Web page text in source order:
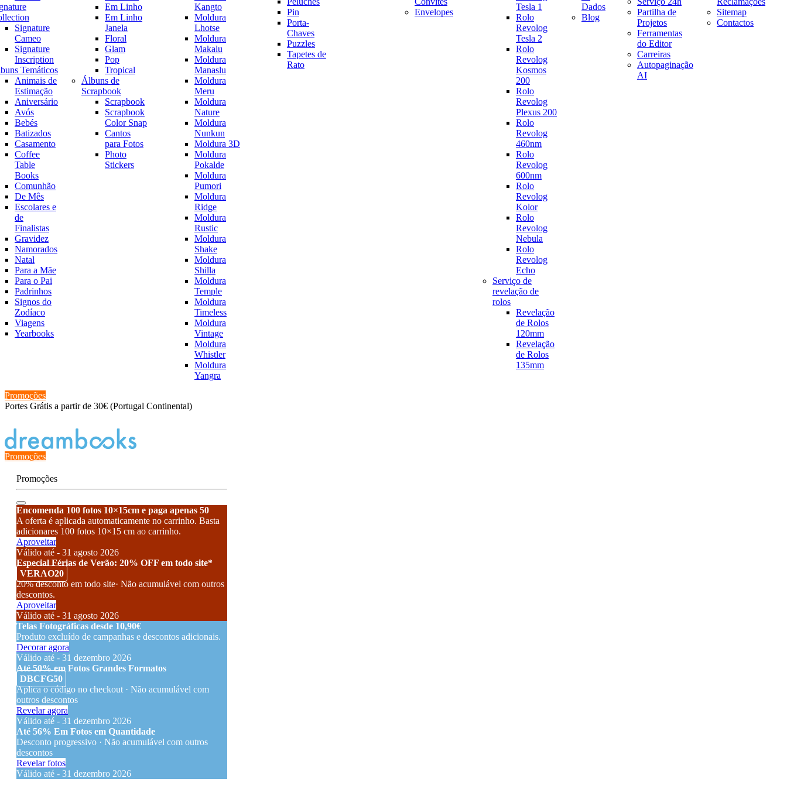
Signature
Cameo
Signature
Inscription
Temáticos
Animais de
Estimação
Aniversário
Avós
Bebés
Batizados
Casamento
Coffee
Table
Books
Comunhão
De Mês
Escolares e
de
Finalistas
Gravidez
Namorados
Natal
Para a Mãe
Para o Pai
Padrinhos
Signos do
Zodíaco
Viagens
Yearbooks
Em Linho
Em Linho
Janela
Floral
Glam
Pop
Tropical
Álbuns de
Scrapbook
Scrapbook
Scrapbook
Color Snap
Cantos
para Fotos
Photo
Stickers
Kangto
Moldura
Lhotse
Moldura
Makalu
Moldura
Manaslu
Moldura
Meru
Moldura
Nature
Moldura
Nunkun
Moldura 3D
Moldura
Pokalde
Moldura
Pumori
Moldura
Ridge
Moldura
Rustic
Moldura
Shake
Moldura
Shilla
Moldura
Temple
Moldura
Timeless
Moldura
Vintage
Moldura
Whistler
Moldura
Yangra
Pin
Porta-
Chaves
Puzzles
Tapetes de
Rato
Envelopes
Tesla 1
Rolo
Revolog
Tesla 2
Rolo
Revolog
Kosmos
200
Rolo
Revolog
Plexus 200
Rolo
Revolog
460nm
Rolo
Revolog
600nm
Rolo
Revolog
Kolor
Rolo
Revolog
Nebula
Rolo
Revolog
Echo
Serviço de
revelação de
rolos
Revelação
de Rolos
120mm
Revelação
de Rolos
135mm
Dados
Blog
Partilha de
Projetos
Ferramentas
do Editor
Carreiras
Autopaginação
AI
Sitemap
Contactos
Promoções
Portes Grátis a partir de 30€ (Portugal Continental)
Promoções
Promoções
Encomenda 100 fotos 10×15cm e paga apenas 50
A oferta é aplicada automaticamente no carrinho. Basta
adicionares 100 fotos 10×15 cm ao carrinho.
Aproveitar
Válido até - 31 agosto 2026
Especial Férias de Verão: 20% OFF em todo site*
VERAO20
20% desconto em todo site· Não acumulável com outros
descontos.
Aproveitar
Válido até - 31 agosto 2026
Telas Fotográficas desde 10,90€
Produto excluído de campanhas e descontos adicionais.
Decorar agora
Válido até - 31 dezembro 2026
Até 50% em Fotos Grandes Formatos
DBCFG50
Aplica o código no checkout · Não acumulável com
outros descontos
Revelar agora
Válido até - 31 dezembro 2026
Até 56% Em Fotos em Quantidade
Desconto progressivo · Não acumulável com outros
descontos
Revelar fotos
Válido até - 31 dezembro 2026